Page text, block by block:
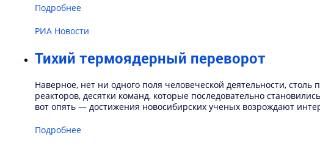
Подробнее
РИА Новости
Тихий термоядерный переворот
Наверное, нет ни одного поля человеческой деятельности,
реакторов, десятки команд, которые последовательно
вот опять — достижения новосибирских ученых возрождают
Подробнее